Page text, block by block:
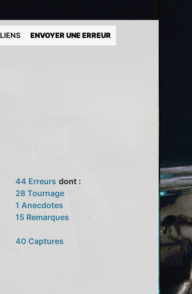
LIENS ENVOYER UNE ERREUR
44 Erreurs dont :
28 Tournage
1 Anecdotes
15 Remarques
40 Captures